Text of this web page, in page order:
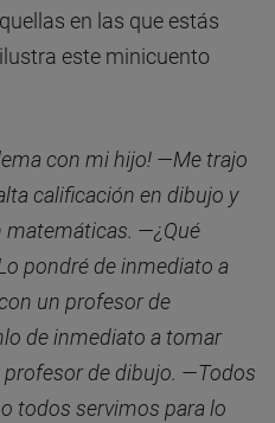
en las que estás
este minicuento
con mi hijo! —Me trajo
calificación en dibujo y
matemáticas. —¿Qué
pondré de inmediato a
un profesor de
de inmediato a tomar
de dibujo. —Todos
todos servimos para lo